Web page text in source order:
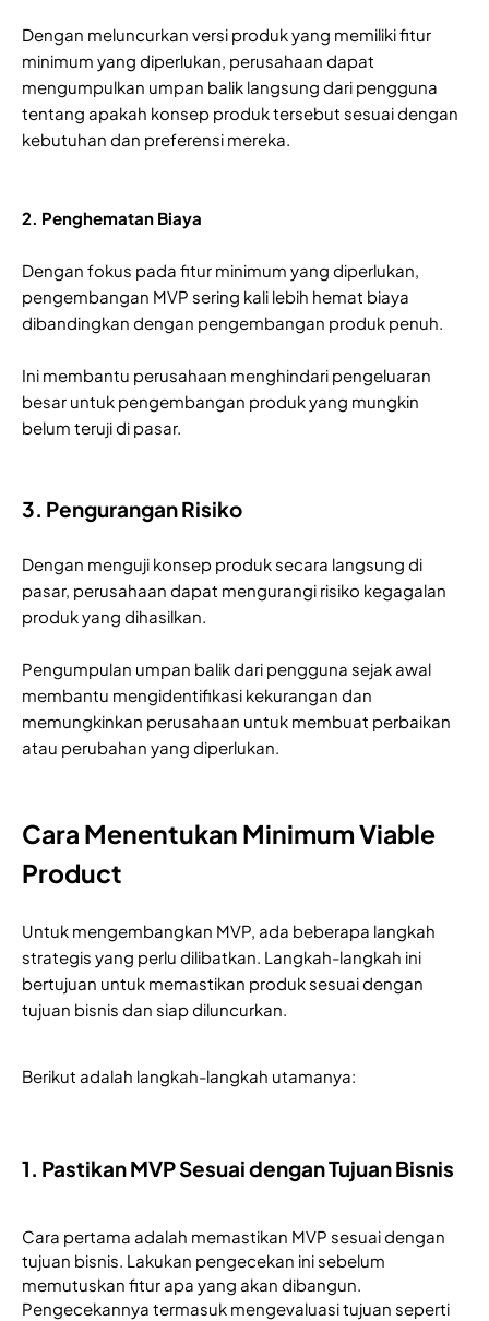
Dengan meluncurkan versi produk yang memiliki fitur
minimum yang diperlukan, perusahaan dapat
mengumpulkan umpan balik langsung dari pengguna
tentang apakah konsep produk tersebut sesuai dengan
kebutuhan dan preferensi mereka.
2. Penghematan Biaya
Dengan fokus pada fitur minimum yang diperlukan,
pengembangan MVP sering kali lebih hemat biaya
dibandingkan dengan pengembangan produk penuh.
Ini membantu perusahaan menghindari pengeluaran
besar untuk pengembangan produk yang mungkin
belum teruji di pasar.
3. Pengurangan Risiko
Dengan menguji konsep produk secara langsung di
pasar, perusahaan dapat mengurangi risiko kegagalan
produk yang dihasilkan.
Pengumpulan umpan balik dari pengguna sejak awal
membantu mengidentifikasi kekurangan dan
memungkinkan perusahaan untuk membuat perbaikan
atau perubahan yang diperlukan.
Cara Menentukan Minimum Viable
Product
Untuk mengembangkan MVP, ada beberapa langkah
strategis yang perlu dilibatkan. Langkah-langkah ini
bertujuan untuk memastikan produk sesuai dengan
tujuan bisnis dan siap diluncurkan.
Berikut adalah langkah-langkah utamanya:
1. Pastikan MVP Sesuai dengan Tujuan Bisnis
Cara pertama adalah memastikan MVP sesuai dengan
tujuan bisnis. Lakukan pengecekan ini sebelum
memutuskan fitur apa yang akan dibangun.
Pengecekannya termasuk mengevaluasi tujuan seperti